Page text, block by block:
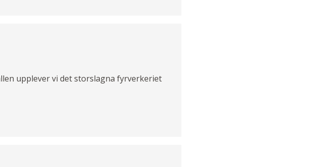
upplever vi det storslagna fyrverkeriet